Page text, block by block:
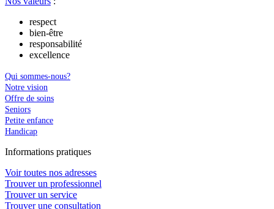
respect
bien-être
responsabilité
excellence
Qui sommes-nous?
Notre vision
Offre de soins
Seniors
Petite enfance
Handicap
Informations pratiques
Voir toutes nos adresses
Trouver un professionnel
Trouver un service
Trouver une consultation